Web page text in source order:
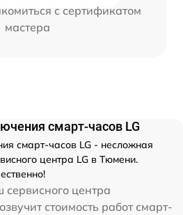
с сертификатом
мастера
смарт-часов LG
смарт-часов LG - несложная
центра LG в Тюмени.
центра
стоимость работ смарт-